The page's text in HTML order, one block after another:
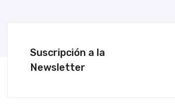
Suscripción a la
Newsletter